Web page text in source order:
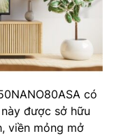
có
được sở hữu
viền mỏng mở